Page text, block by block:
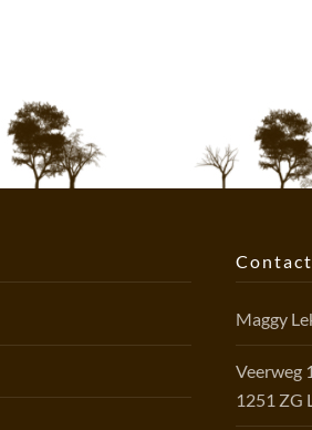
Maggy
Veerweg
1251 ZG